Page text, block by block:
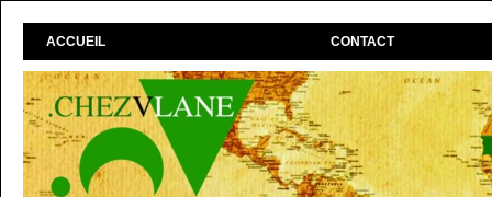
ACCUEIL CONTACT